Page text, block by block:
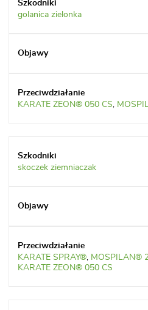
golanica zielonka
KARATE ZEON® 050 CS,
skoczek ziemniaczak
KARATE SPRAY®, MOSPILAN®
KARATE ZEON® 050 CS